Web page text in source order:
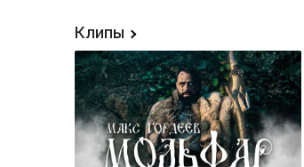
Клипы